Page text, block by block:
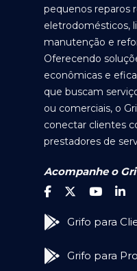
pequenos reparos
eletrodomésticos,
manutenção e
Oferecendo
econômicas e
que buscam
ou comerciais, o
conectar clientes
prestadores de
Acompanhe o
Grifo para
Grifo para